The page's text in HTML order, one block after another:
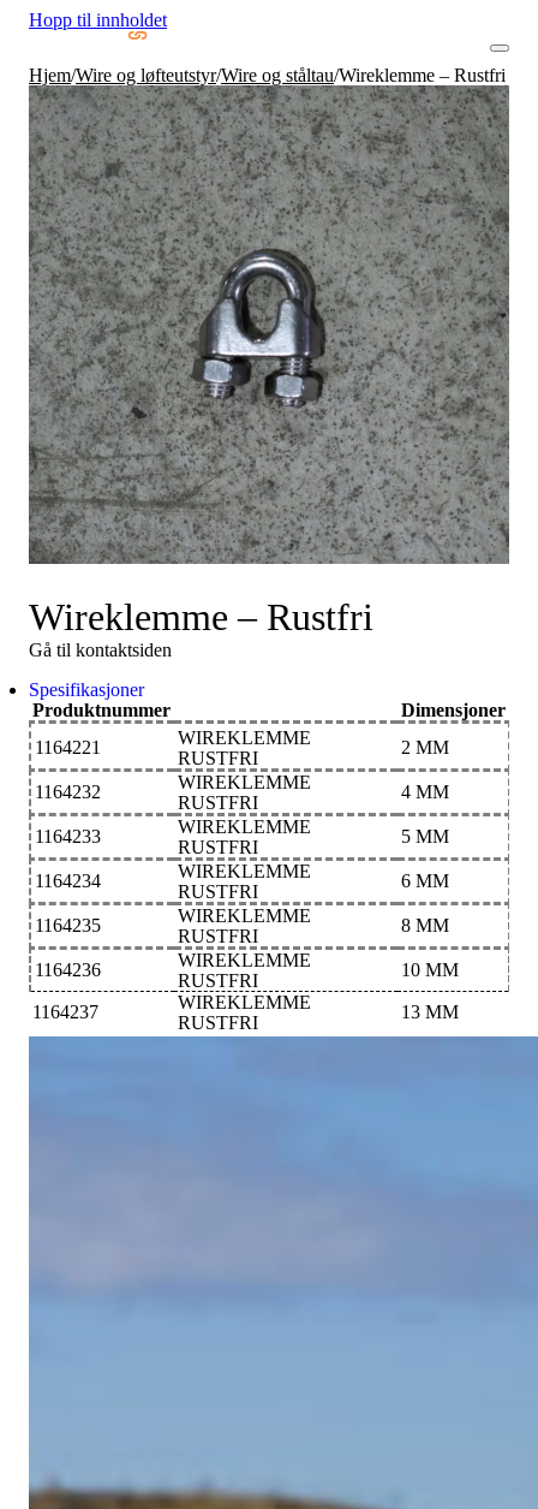
Hopp til innholdet
Hjem/Wire og løfteutstyr/Wire og ståltau/Wireklemme – Rustfri
Wireklemme – Rustfri
Gå til kontaktsiden
Spesifikasjoner
Produktnummer
Dimensjoner
1164221
WIREKLEMME
RUSTFRI
2 MM
1164232
WIREKLEMME
RUSTFRI
4 MM
1164233
WIREKLEMME
RUSTFRI
5 MM
1164234
WIREKLEMME
RUSTFRI
6 MM
1164235
WIREKLEMME
RUSTFRI
8 MM
1164236
WIREKLEMME
RUSTFRI
10 MM
1164237
WIREKLEMME
RUSTFRI
13 MM